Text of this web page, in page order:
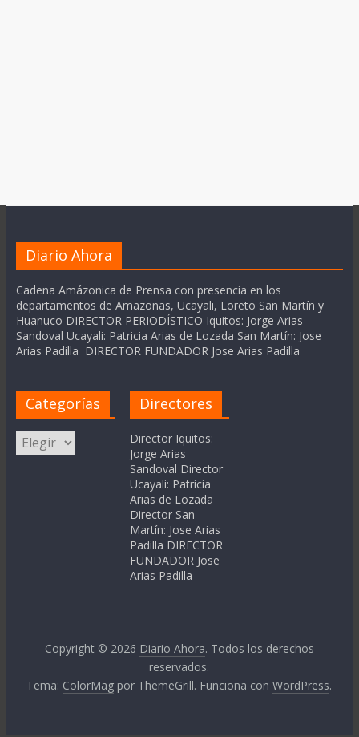
Diario Ahora
Cadena Amázonica de Prensa con presencia en los
departamentos de Amazonas, Ucayali, Loreto San Martín y
Huanuco DIRECTOR PERIODÍSTICO Iquitos: Jorge Arias
Sandoval Ucayali: Patricia Arias de Lozada San Martín: Jose
Arias Padilla DIRECTOR FUNDADOR Jose Arias Padilla
Categorías
Categorías
Directores
Director Iquitos:
Jorge Arias
Sandoval Director
Ucayali: Patricia
Arias de Lozada
Director San
Martín: Jose Arias
Padilla DIRECTOR
FUNDADOR Jose
Arias Padilla
Copyright © 2026 Diario Ahora. Todos los derechos
reservados.
Tema: ColorMag por ThemeGrill. Funciona conWordPress.